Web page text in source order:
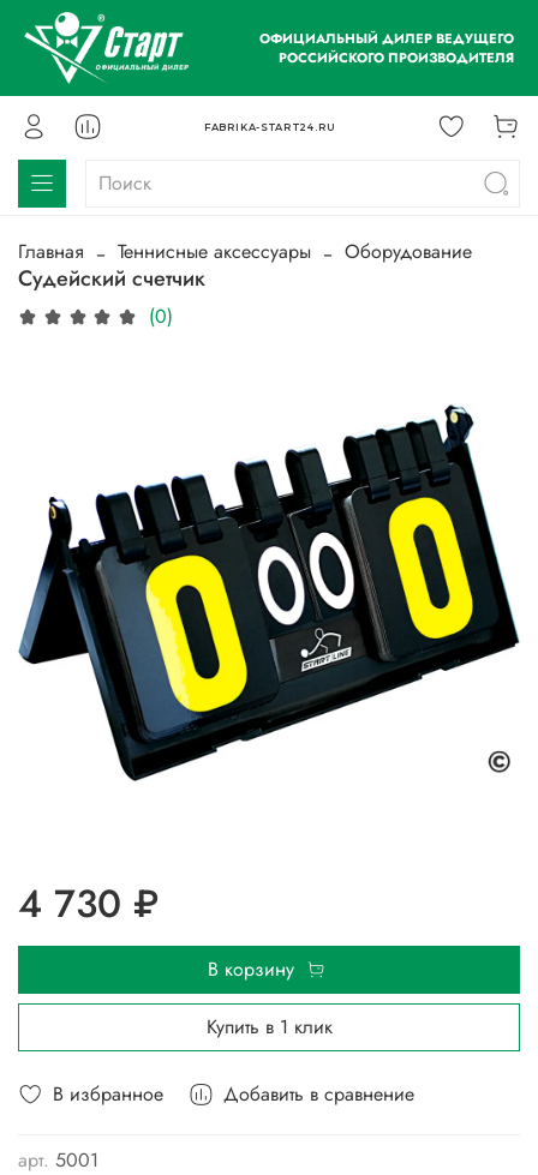
ОФИЦИАЛЬНЫЙ ДИЛЕР ВЕДУЩЕГО
РОССИЙСКОГО ПРОИЗВОДИТЕЛЯ
FABRIKA-START24.RU
Главная Теннисные аксессуары Оборудование
Судейский счетчик
(0)
В избранное Добавить в сравнение
арт. 5001
4 730 ₽
В корзину
Купить в 1 клик